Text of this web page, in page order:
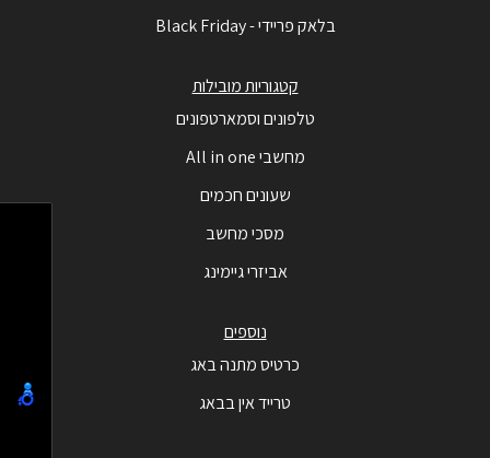
בלאק פריידי - Black Friday
קטגוריות מובילות
טלפונים וסמארטפונים
מחשבי All in one
שעונים חכמים
מסכי מחשב
אביזרי גיימינג
נוספים
כרטיס מתנה באג
טרייד אין בבאג